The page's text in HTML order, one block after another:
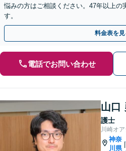
悩みの方はご相談ください。47年以上の
す。
料金表を見
電話でお問い合わせ
山口
護士
川崎オ
神奈
川県
|